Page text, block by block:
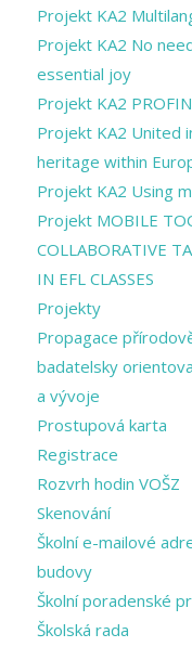
Projekt KA2
Projekt KA2 No
essential joy
Projekt KA2
Projekt KA2 United
heritage within
Projekt KA2 Using
Projekt MOBILE
COLLABORATIVE
IN EFL CLASSES
Projekty
Propagace
badatelsky
a vývoje
Prostupová karta
Registrace
Rozvrh hodin VOŠZ
Skenování
Školní e-mailové
budovy
Školní poradenské
Školská rada